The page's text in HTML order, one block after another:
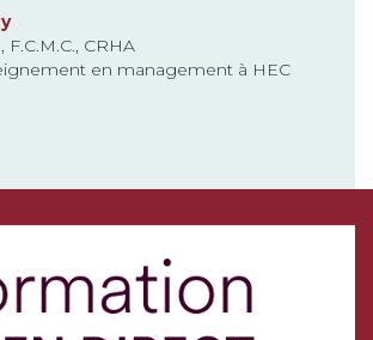
F.C.M.C., CRHA
en management à HEC